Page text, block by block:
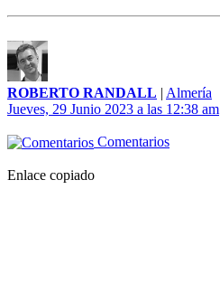
ROBERTO RANDALL | Almería
Jueves, 29 Junio 2023 a las 12:38 am
Comentarios
Enlace copiado